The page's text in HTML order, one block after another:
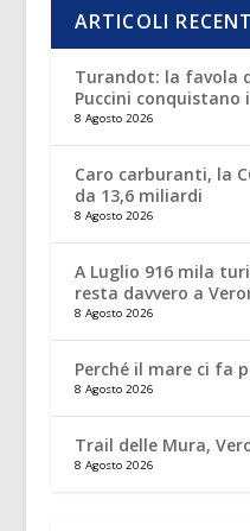
ARTICOLI
Turandot: la favola
Puccini conquistano
8 Agosto 2026
Caro carburanti, la
da 13,6 miliardi
8 Agosto 2026
A Luglio 916 mila
resta davvero a
8 Agosto 2026
Perché il mare ci fa
8 Agosto 2026
Trail delle Mura,
8 Agosto 2026